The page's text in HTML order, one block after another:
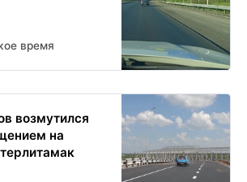
время
возмутился
на